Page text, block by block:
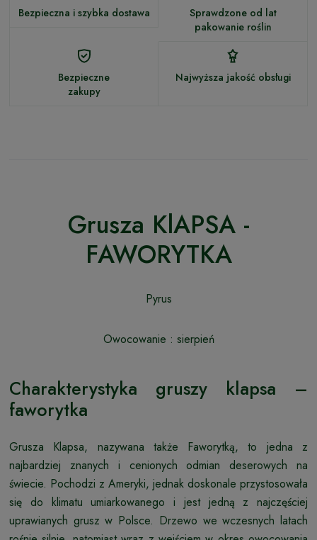
Bezpieczna i szybka dostawa
Sprawdzone od lat
pakowanie roślin
Bezpieczne
zakupy
Najwyższa jakość obsługi
Grusza KlAPSA -
FAWORYTKA
Pyrus
Owocowanie : sierpień
Charakterystyka gruszy klapsa –
faworytka
Grusza Klapsa, nazywana także Faworytką, to jedna z
najbardziej znanych i cenionych odmian deserowych na
świecie. Pochodzi z Ameryki, jednak doskonale przystosowała
się do klimatu umiarkowanego i jest jedną z najczęściej
uprawianych grusz w Polsce. Drzewo we wczesnych latach